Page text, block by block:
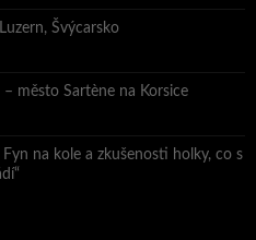
Švýcarsko
– město Sartène na Korsice
na kole a zkušenosti holky, co s